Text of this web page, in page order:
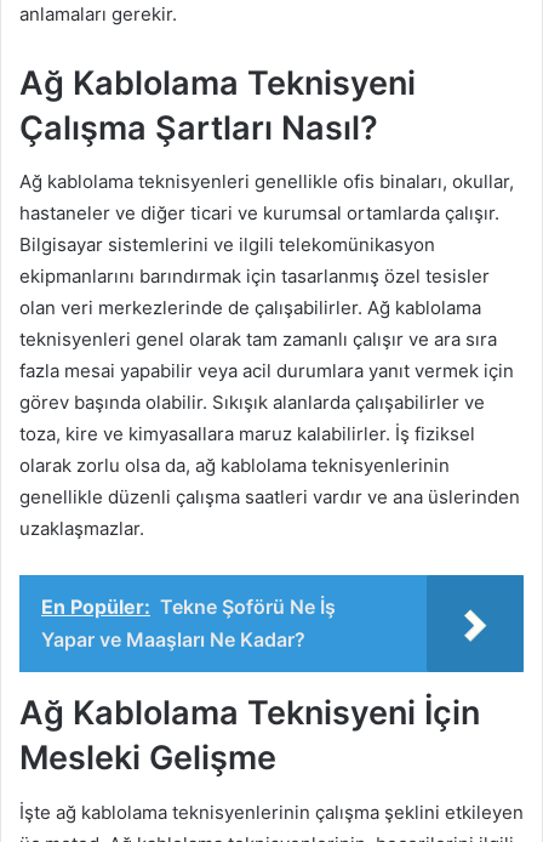
anlamaları gerekir.
Ağ Kablolama Teknisyeni
Çalışma Şartları Nasıl?
Ağ kablolama teknisyenleri genellikle ofis binaları, okullar,
hastaneler ve diğer ticari ve kurumsal ortamlarda çalışır.
Bilgisayar sistemlerini ve ilgili telekomünikasyon
ekipmanlarını barındırmak için tasarlanmış özel tesisler
olan veri merkezlerinde de çalışabilirler. Ağ kablolama
teknisyenleri genel olarak tam zamanlı çalışır ve ara sıra
fazla mesai yapabilir veya acil durumlara yanıt vermek için
görev başında olabilir. Sıkışık alanlarda çalışabilirler ve
toza, kire ve kimyasallara maruz kalabilirler. İş fiziksel
olarak zorlu olsa da, ağ kablolama teknisyenlerinin
genellikle düzenli çalışma saatleri vardır ve ana üslerinden
uzaklaşmazlar.
En Popüler: Tekne Şoförü Ne İş
Yapar ve Maaşları Ne Kadar?
Ağ Kablolama Teknisyeni İçin
Mesleki Gelişme
İşte ağ kablolama teknisyenlerinin çalışma şeklini etkileyen